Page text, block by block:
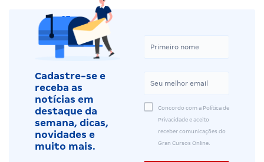
Cadastre-se e
receba as
notícias em
destaque da
semana, dicas,
novidades e
muito mais.
Concordo com a Política de
Privacidade e aceito
receber comunicações do
Gran Cursos Online.